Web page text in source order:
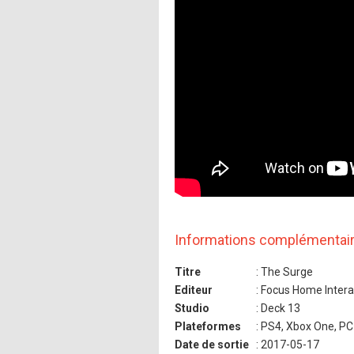
Informations
Titre
: The Surge
Editeur
: Focus Home
Studio
: Deck 13
Plateformes
: PS4, Xbox One, PC
Date de sortie
: 2017-05-17